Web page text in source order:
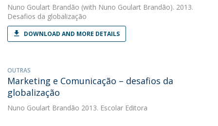
Nuno Goulart Brandão (with Nuno Goulart Brandão). 2013.
Desafios da globalização
DOWNLOAD AND MORE DETAILS
OUTRAS
Marketing e Comunicação – desafios da
globalização
Nuno Goulart Brandão 2013. Escolar Editora